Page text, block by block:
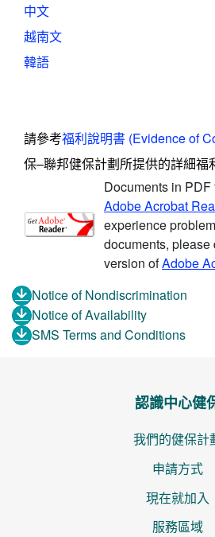
中文
越南文
韓語
請參考福利說明書 (Evidence of
保–聯邦健保計劃所提供的詳細福
Documents in
Adobe Acrobat
experience
documents,
version ofAdobe
Notice of Nondiscrimination
Notice of Availability
SMS Terms and Conditions
認識中心健
我們的健保計
申請方式
現在就加入
服務區域